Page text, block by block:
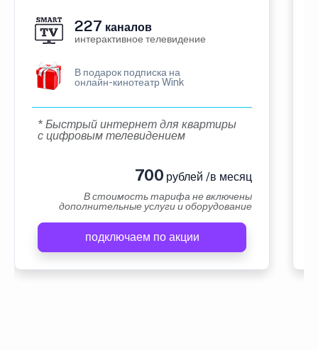
227 каналов
интерактивное телевидение
В подарок подписка на
онлайн-кинотеатр Wink
* Быстрый интернет для квартиры
с цифровым телевидением
700 рублей /в месяц
В стоимость тарифа не включены
дополнительные услуги и оборудование
подключаем по акции